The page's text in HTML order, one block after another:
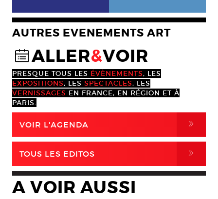
AUTRES EVENEMENTS ART
@ALLER&VOIR
PRESQUE TOUS LES ÉVÈNEMENTS, LES
EXPOSITIONS, LES SPECTACLES, LES
VERNISSAGES EN FRANCE, EN RÉGION ET À
PARIS.
VOIR L'AGENDA ,
TOUS LES EDITOS ,
A VOIR AUSSI